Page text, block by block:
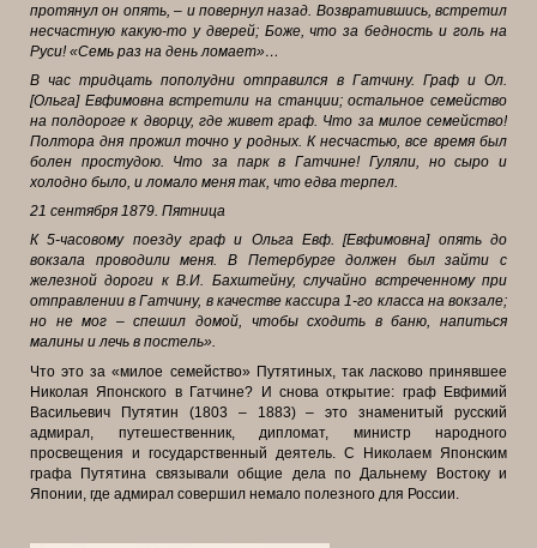
протянул он опять, – и повернул назад. Возвратившись, встретил
несчастную какую-то у дверей; Боже, что за бедность и голь на
Руси! «Семь раз на день ломает»…
В час тридцать пополудни отправился в Гатчину. Граф и Ол.
[Ольга] Евфимовна встретили на станции; остальное семейство
на полдороге к дворцу, где живет граф. Что за милое семейство!
Полтора дня прожил точно у родных. К несчастью, все время был
болен простудою. Что за парк в Гатчине! Гуляли, но сыро и
холодно было, и ломало меня так, что едва терпел.
21 сентября 1879. Пятница
К 5-часовому поезду граф и Ольга Евф. [Евфимовна] опять до
вокзала проводили меня. В Петербурге должен был зайти с
железной дороги к В.И. Бахштейну, случайно встреченному при
отправлении в Гатчину, в качестве кассира 1-го класса на вокзале;
но не мог – спешил домой, чтобы сходить в баню, напиться
малины и лечь в постель».
Что это за «милое семейство» Путятиных, так ласково принявшее
Николая Японского в Гатчине? И снова открытие: граф Евфимий
Васильевич Путятин (1803 – 1883) – это знаменитый русский
адмирал, путешественник, дипломат, министр народного
просвещения и государственный деятель. С Николаем Японским
графа Путятина связывали общие дела по Дальнему Востоку и
Японии, где адмирал совершил немало полезного для России.